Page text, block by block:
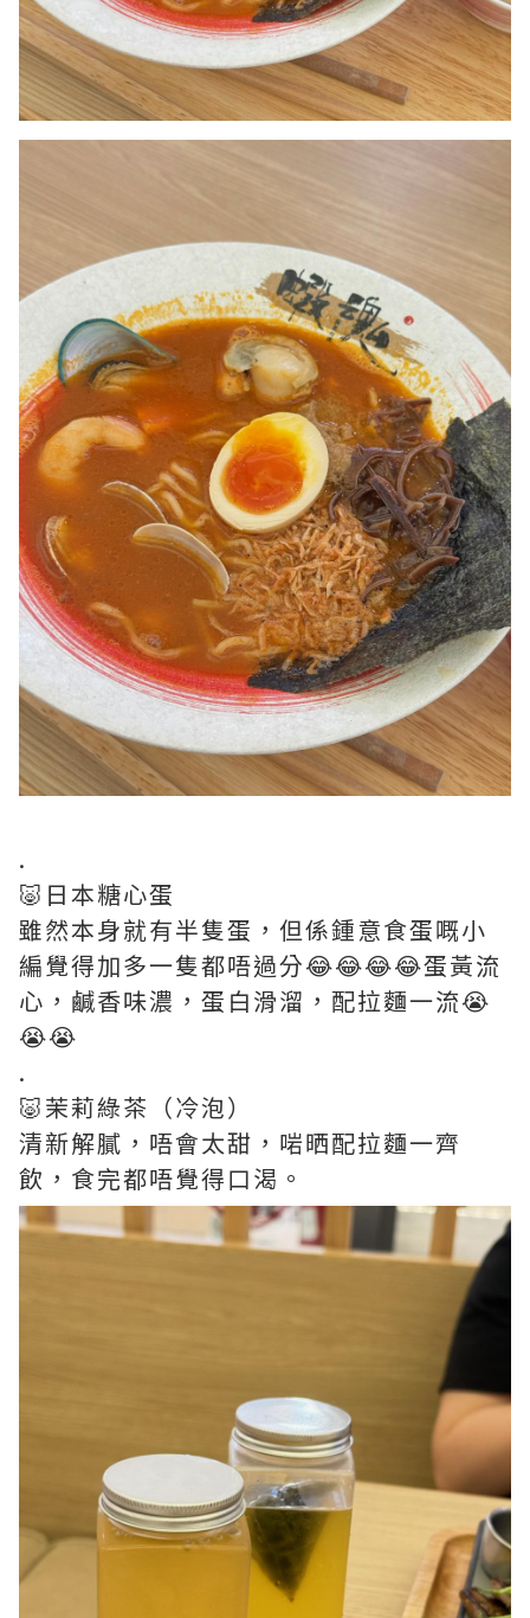
.
🐷日本糖心蛋
雖然本身就有半隻蛋，但係鍾意食蛋嘅小
編覺得加多一隻都唔過分😂😂😂😂蛋黃流
心，鹹香味濃，蛋白滑溜，配拉麵一流😭
😭😭
.
🐷茉莉綠茶（冷泡）
清新解膩，唔會太甜，啱晒配拉麵一齊
飲，食完都唔覺得口渴。